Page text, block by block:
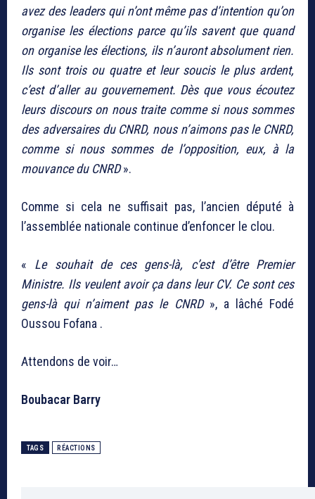
avez des leaders qui n’ont même pas d’intention qu’on
organise les élections parce qu’ils savent que quand
on organise les élections, ils n’auront absolument rien.
Ils sont trois ou quatre et leur soucis le plus ardent,
c’est d’aller au gouvernement. Dès que vous écoutez
leurs discours on nous traite comme si nous sommes
des adversaires du CNRD, nous n’aimons pas le CNRD,
comme si nous sommes de l’opposition, eux, à la
mouvance du CNRD».
Comme si cela ne suffisait pas, l’ancien député à
l’assemblée nationale continue d’enfoncer le clou.
« Le souhait de ces gens-là, c’est d’être Premier
Ministre. Ils veulent avoir ça dans leur CV. Ce sont ces
gens-là qui n’aiment pas le CNRD», a lâché Fodé
Oussou Fofana .
Attendons de voir…
Boubacar Barry
TAGS RÉACTIONS